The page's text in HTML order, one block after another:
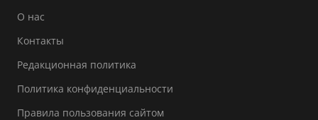
О нас
Контакты
Редакционная политика
Политика конфиденциальности
Правила пользования сайтом